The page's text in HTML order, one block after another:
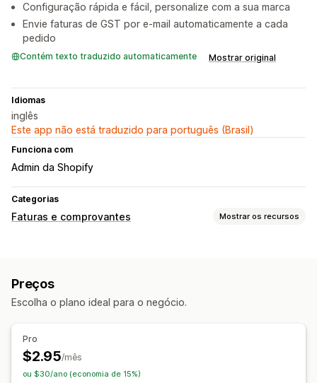
Configuração rápida e fácil, personalize com a sua marca
Envie faturas de GST por e-mail automaticamente a cada
pedido
Contém texto traduzido automaticamente Mostrar original
Idiomas
inglês
Este app não está traduzido para português (Brasil)
Funciona com
Admin da Shopify
Categorias
Faturas e comprovantes Mostrar os recursos
Personalização
Gerenciamento de arquivos
Geração de PDF Impressão e exportação
Preços
Escolha o plano ideal para o negócio.
Pro
$2.95/mês
ou $30/ano (economia de 15%)